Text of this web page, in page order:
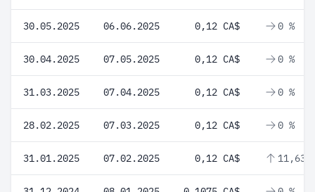
30.05.2025 06.06.2025 0,12 CA$ 0 %
30.04.2025 07.05.2025 0,12 CA$ 0 %
31.03.2025 07.04.2025 0,12 CA$ 0 %
28.02.2025 07.03.2025 0,12 CA$ 0 %
31.01.2025 07.02.2025 0,12 CA$ 11,63